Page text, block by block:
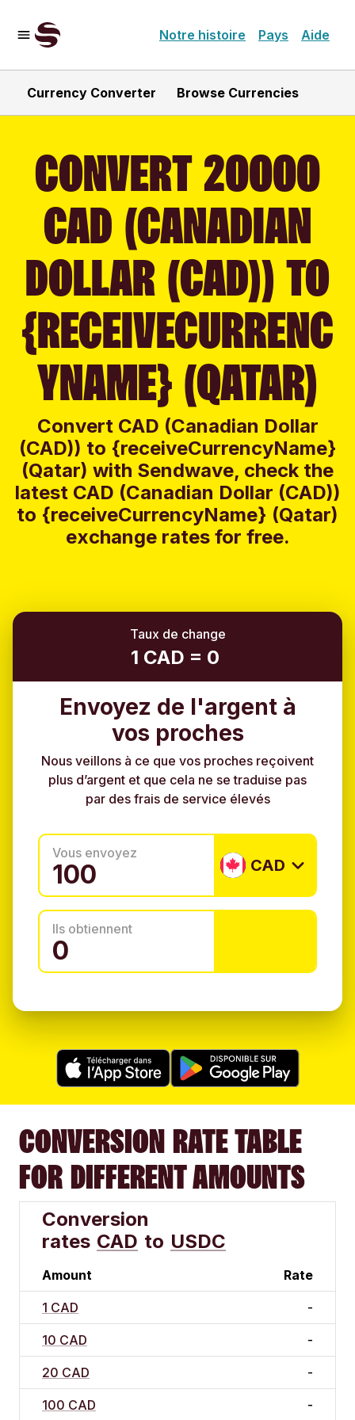
Notre histoire Pays Aide
Currency Converter Browse Currencies
CONVERT 20000
CAD (CANADIAN
DOLLAR (CAD)) TO
{RECEIVECURRENC
YNAME} (QATAR)
Convert CAD (Canadian Dollar
(CAD)) to {receiveCurrencyName}
(Qatar) with Sendwave, check the
latest CAD (Canadian Dollar (CAD))
to {receiveCurrencyName} (Qatar)
exchange rates for free.
Taux de change
1 CAD = 0
Envoyez de l'argent à
vos proches
Nous veillons à ce que vos proches reçoivent
plus d’argent et que cela ne se traduise pas
par des frais de service élevés
Vous envoyez
CAD
Ils obtiennent
CONVERSION RATE TABLE
FOR DIFFERENT AMOUNTS
Conversion
rates CAD to USDC
Amount Rate
1 CAD -
10 CAD -
20 CAD -
100 CAD -